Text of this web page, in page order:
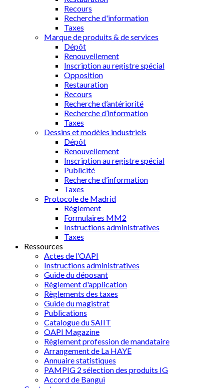
Recours
Recherche d'information
Taxes
Marque de produits & de services
Dépôt
Renouvellement
Inscription au registre spécial
Opposition
Restauration
Recours
Recherche d’antériorité
Recherche d’information
Taxes
Dessins et modèles industriels
Dépôt
Renouvellement
Inscription au registre spécial
Publicité
Recherche d’information
Taxes
Protocole de Madrid
Règlement
Formulaires MM2
Instructions administratives
Taxes
Ressources
Actes de l’OAPI
Instructions administratives
Guide du déposant
Règlement d'application
Règlements des taxes
Guide du magistrat
Publications
Catalogue du SAIIT
OAPI Magazine
Règlement profession de mandataire
Arrangement de La HAYE
Annuaire statistiques
PAMPIG 2 sélection des produits IG
Accord de Bangui